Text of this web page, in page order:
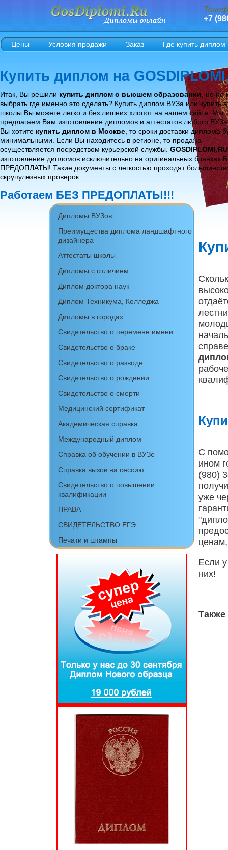
+7
Цены Условия продажи Заказ Где купить диплом
Купить диплом на
Итак, Вы решили купить диплом о высшем образовании , но не
выбрать где именно это сделать? Купить диплом ВУЗа или купить
школы Вы можете легко и без лишних хлопот на нашем сайте. Мы
предлагаем Вам изготовление дипломов и аттестатов любого
Вы хотите купить диплом в Москве , то сроки доставки диплома
минимальными. Если Вы находитесь в регионе, то продажа
осуществляется посредством курьерской службы. GOSDIPLOMI.RU
изготовление дипломов исключительно на оригинальных бланках
ПРЕДОПЛАТЫ! Такие документы с легкостью проходят
скрупулезных проверок.
Работаем БЕЗ ПРЕДОПЛАТЫ!!!
С
ином
(980)
уже
Если
них!
Дипломы ВУЗов
Преимущества диплома ландшафтного
дизайнера
Аттестаты школы
Дипломы с отличием
Диплом доктора наук
Диплом Техникума, Колледжа
Дипломы в городах
Свидетельство о перемене имени
Свидетельство о браке
Свидетельство о разводе
Свидетельство о рождении
Свидетельство о смерти
Медицинский сертификат
Академическая справка
Международный диплом
Cправка об обучении в ВУЗе
Справка вызов на сессию
Свидетельство о повышении
квалификации
ПРАВА
СВИДЕТЕЛЬСТВО ЕГЭ
Печати и штампы